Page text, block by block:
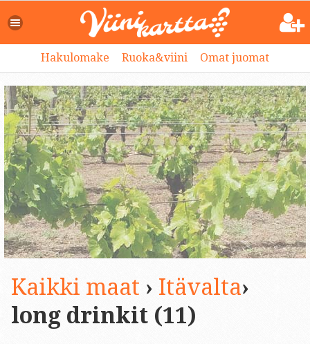
Hakulomake Ruoka&viini Omat juomat
Kaikki maat › Itävalta›
long drinkit (11)